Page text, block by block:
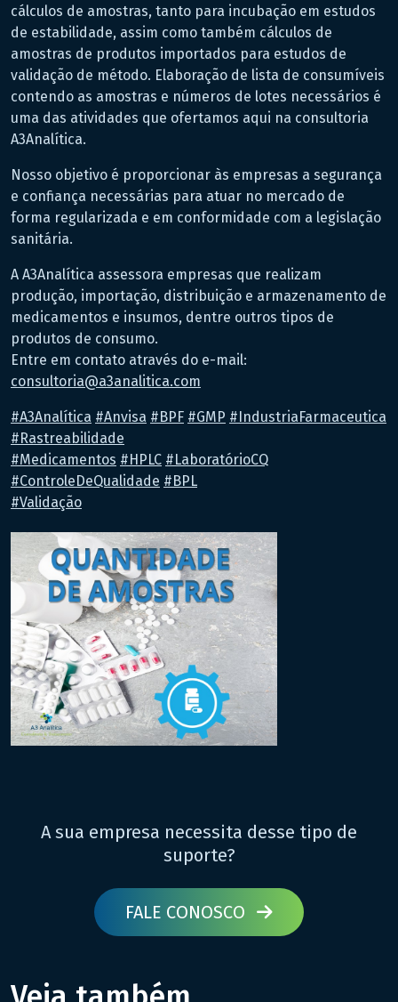
cálculos de amostras, tanto para incubação em estudos
de estabilidade, assim como também cálculos de
amostras de produtos importados para estudos de
validação de método. Elaboração de lista de consumíveis
contendo as amostras e números de lotes necessários é
uma das atividades que ofertamos aqui na consultoria
A3Analítica.
Nosso objetivo é proporcionar às empresas a segurança
e confiança necessárias para atuar no mercado de
forma regularizada e em conformidade com a legislação
sanitária.
A A3Analítica assessora empresas que realizam
produção, importação, distribuição e armazenamento de
medicamentos e insumos, dentre outros tipos de
produtos de consumo.
Entre em contato através do e-mail:
consultoria@a3analitica.com
hashtag
#A3Analítica hashtag
#Anvisa hashtag
# BPF hashtag
#GMP hashtag
# IndustriaFarmaceutica
hashtag
# Rastreabilidade
hashtag
#Medicamentos hashtag
# HPLC hashtag
# LaboratórioCQhashtag
#ControleDeQualidade hashtag
# BPL
hashtag
#Validação
A sua empresa necessita desse tipo de
suporte?
FALE CONOSCO